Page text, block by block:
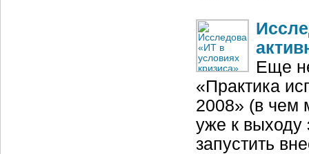
Еще
«Практика
2008» (в чем
уже к выходу
запустить